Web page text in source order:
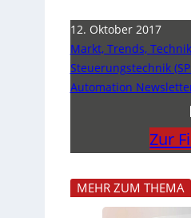
12. Oktober 2017
Markt, Trends, Technik
Steuerungstechnik
Automation
Zur
MEHR ZUM THEMA